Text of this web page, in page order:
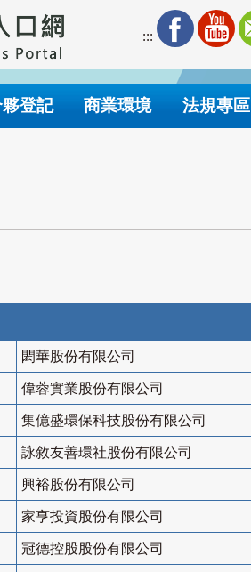
:::
登記 商業環境 法規專區
閎華股份有限公司
偉蓉實業股份有限公司
集億盛環保科技股份有限公司
詠敘友善環社股份有限公司
興裕股份有限公司
家亨投資股份有限公司
冠德控股股份有限公司